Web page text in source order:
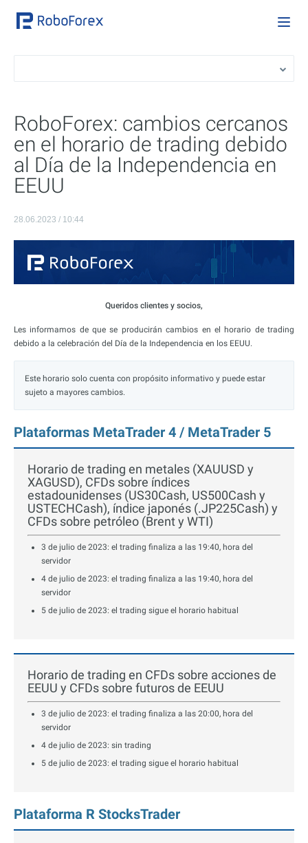
RoboForex: cambios cercanos
en el horario de trading debido
al Día de la Independencia en
EEUU
28.06.2023 / 10:44
Queridos clientes y socios,
Les informamos de que se producirán cambios en el horario de trading
debido a la celebración del Día de la Independencia en los EEUU.
Este horario solo cuenta con propósito informativo y puede estar
sujeto a mayores cambios.
Plataformas MetaTrader 4 / MetaTrader 5
Horario de trading en metales (XAUUSD y
XAGUSD), CFDs sobre índices
estadounidenses (US30Cash, US500Cash y
USTECHCash), índice japonés (.JP225Cash) y
CFDs sobre petróleo (Brent y WTI)
3 de julio de 2023: el trading finaliza a las 19:40, hora del
servidor
4 de julio de 2023: el trading finaliza a las 19:40, hora del
servidor
5 de julio de 2023: el trading sigue el horario habitual
Horario de trading en CFDs sobre acciones de
EEUU y CFDs sobre futuros de EEUU
3 de julio de 2023: el trading finaliza a las 20:00, hora del
servidor
4 de julio de 2023: sin trading
5 de julio de 2023: el trading sigue el horario habitual
Plataforma R StocksTrader